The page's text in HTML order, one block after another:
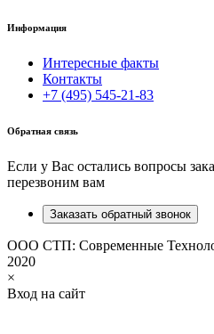
Информация
Интересные факты
Контакты
+7 (495) 545-21-83
Обратная связь
Если у Вас остались вопросы
перезвоним вам
Заказать обратный звонок
ООО СТП: Современные
2020
×
Вход на сайт